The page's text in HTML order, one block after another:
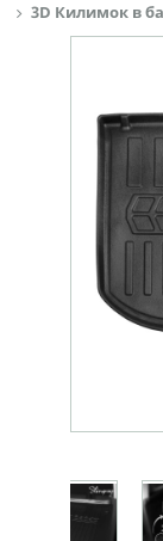
3D Килимок в